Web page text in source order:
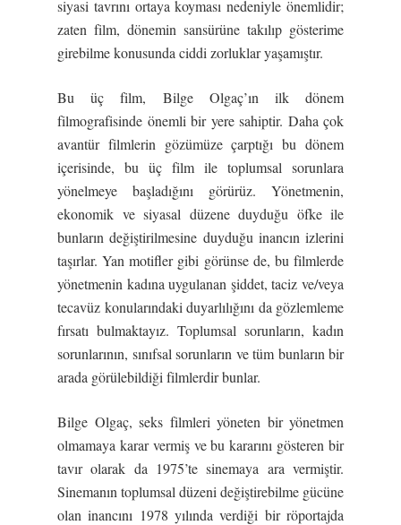
siyasi tavrını ortaya koyması nedeniyle önemlidir;
zaten film, dönemin sansürüne takılıp gösterime
girebilme konusunda ciddi zorluklar yaşamıştır.
Bu üç film, Bilge Olgaç’ın ilk dönem
filmografisinde önemli bir yere sahiptir. Daha çok
avantür filmlerin gözümüze çarptığı bu dönem
içerisinde, bu üç film ile toplumsal sorunlara
yönelmeye başladığını görürüz. Yönetmenin,
ekonomik ve siyasal düzene duyduğu öfke ile
bunların değiştirilmesine duyduğu inancın izlerini
taşırlar. Yan motifler gibi görünse de, bu filmlerde
yönetmenin kadına uygulanan şiddet, taciz ve/veya
tecavüz konularındaki duyarlılığını da gözlemleme
fırsatı bulmaktayız. Toplumsal sorunların, kadın
sorunlarının, sınıfsal sorunların ve tüm bunların bir
arada görülebildiği filmlerdir bunlar.
Bilge Olgaç, seks filmleri yöneten bir yönetmen
olmamaya karar vermiş ve bu kararını gösteren bir
tavır olarak da 1975’te sinemaya ara vermiştir.
Sinemanın toplumsal düzeni değiştirebilme gücüne
olan inancını 1978 yılında verdiği bir röportajda